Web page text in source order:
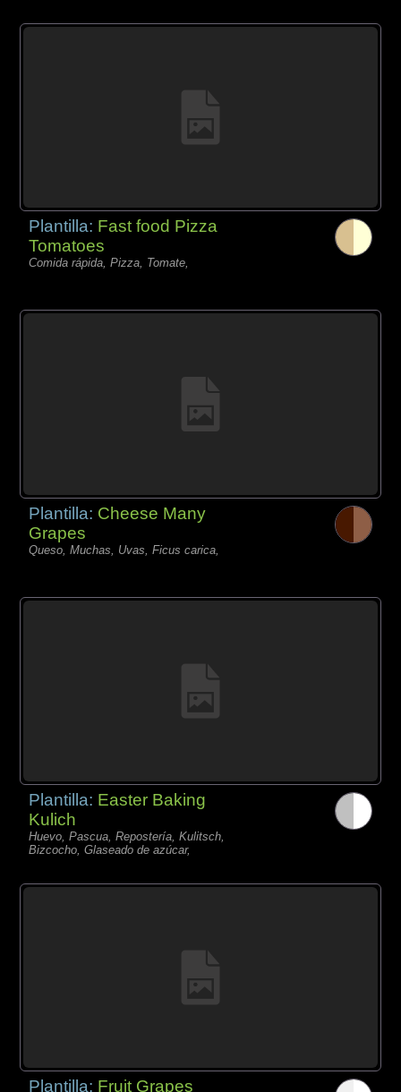
Plantilla: Fast food Pizza
Tomatoes
Comida rápida, Pizza, Tomate,
Plantilla: Cheese Many
Grapes
Queso, Muchas, Uvas, Ficus carica,
Plantilla: Easter Baking
Kulich
Huevo, Pascua, Repostería, Kulitsch,
Bizcocho, Glaseado de azúcar,
Plantilla: Fruit Grapes